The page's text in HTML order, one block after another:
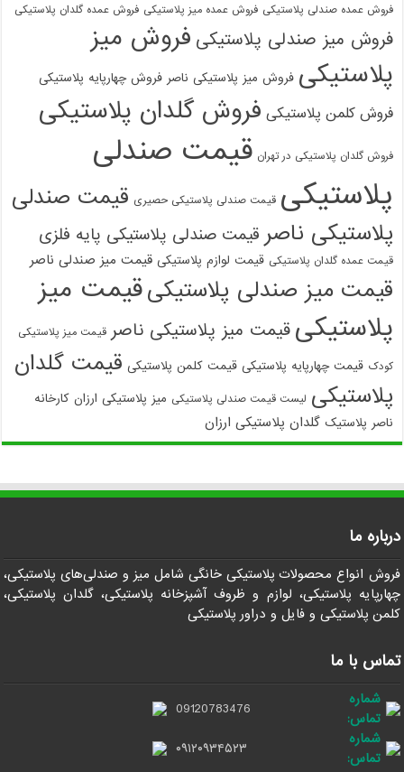
فروش عمده صندلی پلاستیکی فروش عمده میز پلاستیکی فروش عمده گلدان پلاستیکی
فروش میز صندلی پلاستیکی فروش میز
پلاستیکی فروش میز پلاستیکی ناصر فروش چهارپایه پلاستیکی
فروش کلمن پلاستیکی فروش گلدان پلاستیکی
فروش گلدان پلاستیکی در تهران قیمت صندلی
پلاستیکی قیمت صندلی پلاستیکی حصیری قیمت صندلی
پلاستیکی ناصر قیمت صندلی پلاستیکی پایه فلزی
قیمت عمده گلدان پلاستیکی قیمت لوازم پلاستیکی قیمت میز صندلی ناصر
قیمت میز صندلی پلاستیکیقیمت میز
پلاستیکی قیمت میز پلاستیکی ناصر قیمت میز پلاستیکی
کودک قیمت چهارپایه پلاستیکی قیمت کلمن پلاستیکی قیمت گلدان
پلاستیکی لیست قیمت صندلی پلاستیکی میز پلاستیکی ارزان کارخانه
ناصر پلاستیک گلدان پلاستیکی ارزان
درباره ما
فروش انواع محصولات پلاستیکی خانگی شامل میز و صندلی‌های پلاستیکی،
چهارپایه پلاستیکی، لوازم و ظروف آشپزخانه پلاستیکی، گلدان پلاستیکی،
کلمن پلاستیکی و فایل و دراور پلاستیکی
تماس با ما
شماره
تماس:
09120783476
شماره
تماس:
۰۹۱۲۰۹۳۴۵۲۳